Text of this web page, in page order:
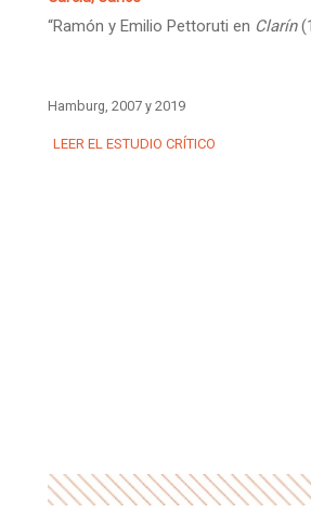
“Ramón y Emilio Pettoruti en Clarín
Hamburg, 2007 y 2019
LEER EL ESTUDIO CRÍTICO